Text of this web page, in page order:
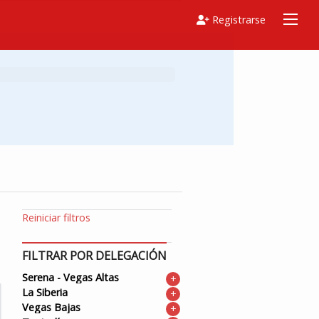
Registrarse
Reiniciar filtros
FILTRAR POR DELEGACIÓN